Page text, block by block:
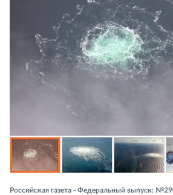
Российская газета - Федеральный выпуск: